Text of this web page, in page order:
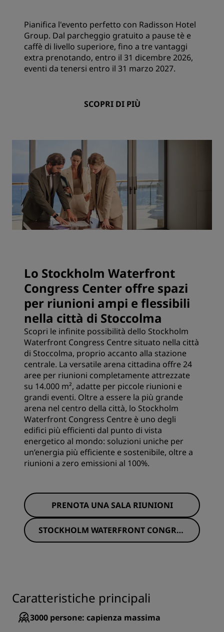
Pianifica l'evento perfetto con Radisson Hotel
Group. Dal parcheggio gratuito a pause tè e
caffè di livello superiore, fino a tre vantaggi
extra prenotando, entro il 31 dicembre 2026,
eventi da tenersi entro il 31 marzo 2027.
SCOPRI DI PIÙ
Lo Stockholm Waterfront
Congress Center offre spazi
per riunioni ampi e flessibili
nella città di Stoccolma
Scopri le infinite possibilità dello Stockholm
Waterfront Congress Centre situato nella città
di Stoccolma, proprio accanto alla stazione
centrale. La versatile arena cittadina offre 24
aree per riunioni completamente attrezzate
su 14.000 m², adatte per piccole riunioni e
grandi eventi. Oltre a essere la più grande
arena nel centro della città, lo Stockholm
Waterfront Congress Centre è uno degli
edifici più efficienti dal punto di vista
energetico al mondo: soluzioni uniche per
un’energia più efficiente e sostenibile, oltre a
riunioni a zero emissioni al 100%.
PRENOTA UNA SALA RIUNIONI
STOCKHOLM WATERFRONT CONGRES
S CENTRE
Caratteristiche principali
3000 persone: capienza massima